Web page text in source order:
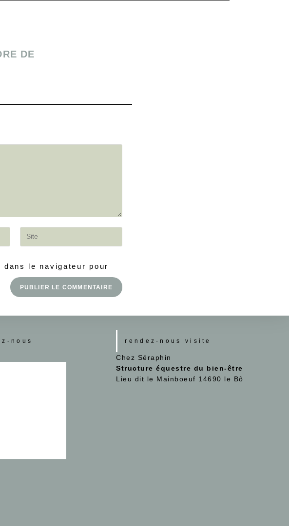
DE
le navigateur pour
nous rendez-nous visite
Chez Séraphin
Structure équestre du bien-être
Lieu dit le Mainboeuf 14690 le Bô